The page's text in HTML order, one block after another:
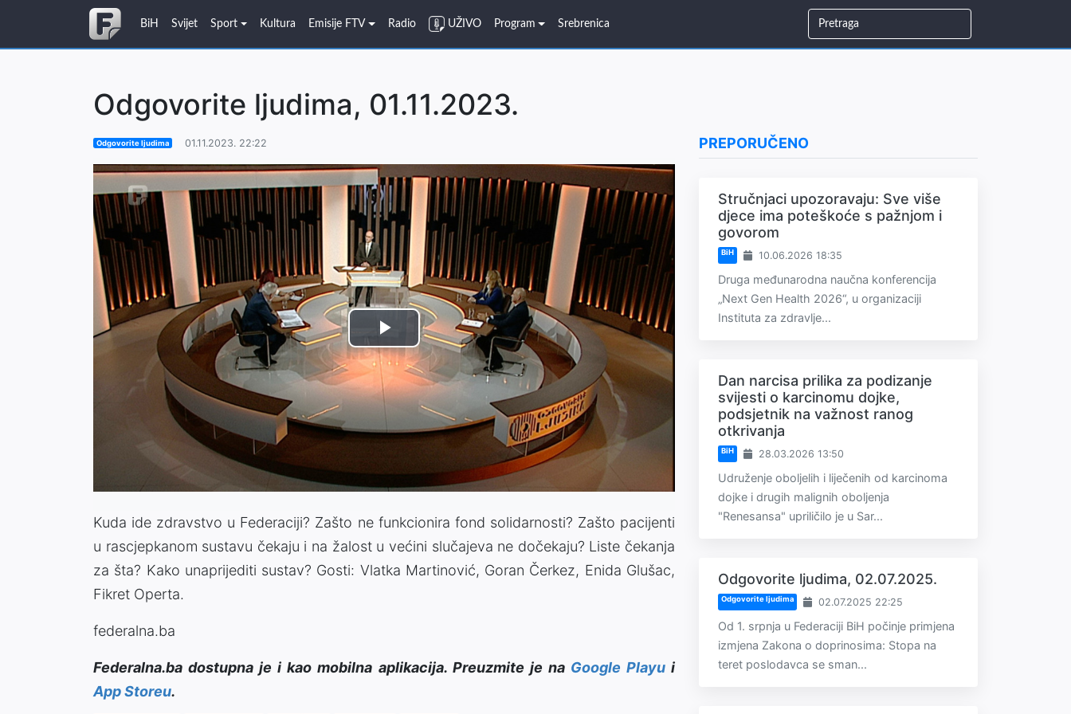
BiH Svijet Sport Kultura Emisije FTV Radio UŽIVO Program Srebrenica
Odgovorite ljudima, 01.11.2023.
Odgovorite ljudima 01.11.2023. 22:22
Play
Video
Kuda ide zdravstvo u Federaciji? Zašto ne funkcionira fond solidarnosti? Zašto pacijenti
u rascjepkanom sustavu čekaju i na žalost u većini slučajeva ne dočekaju? Liste čekanja
za šta? Kako unaprijediti sustav? Gosti: Vlatka Martinović, Goran Čerkez, Enida Glušac,
Fikret Operta.
federalna.ba
Federalna.ba dostupna je i kao mobilna aplikacija. Preuzmite je na Google Playui
App Storeu.
PREPORUČENO
Stručnjaci upozoravaju: Sve više
djece ima poteškoće s pažnjom i
govorom
BiH 10.06.2026 18:35
Druga međunarodna naučna konferencija
„Next Gen Health 2026“, u organizaciji
Instituta za zdravlje...
Dan narcisa prilika za podizanje
svijesti o karcinomu dojke,
podsjetnik na važnost ranog
otkrivanja
BiH 28.03.2026 13:50
Udruženje oboljelih i liječenih od karcinoma
dojke i drugih malignih oboljenja
"Renesansa" upriličilo je u Sar...
Odgovorite ljudima, 02.07.2025.
Odgovorite ljudima 02.07.2025 22:25
Od 1. srpnja u Federaciji BiH počinje primjena
izmjena Zakona o doprinosima: Stopa na
teret poslodavca se sman...